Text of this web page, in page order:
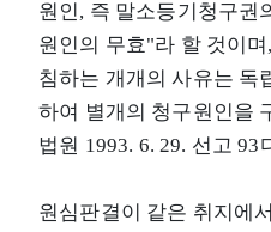
원인, 즉 말소등기청구권
원인의 무효"라 할 것이
침하는 개개의 사유는 독
하여 별개의 청구원인을
법원 1993. 6. 29. 선고 93
원심판결이 같은 취지에